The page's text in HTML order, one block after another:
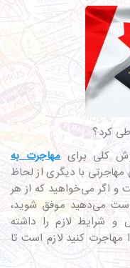
طی کرد؟
مهاجرت به
با دیگری از لحاظ
و اگر می‌خواهید که از هر
می‌دهید موفق شوید،
و شرایط لازم را داشته
مهاجرت کنید لازم است تا